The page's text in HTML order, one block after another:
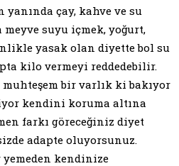
yanında çay, kahve ve su
suyu içmek, yoğurt,
yasak olan diyette bol su
kilo vermeyi reddedebilir.
bir varlık ki bakıyor
kendini koruma altına
farkı göreceğiniz diyet
adapte oluyorsunuz.
yemeden kendinize